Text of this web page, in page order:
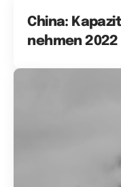
China:
nehmen